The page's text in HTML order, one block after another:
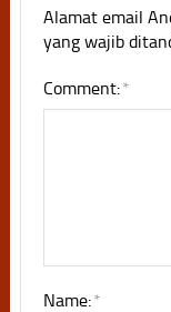
Alamat email
yang wajib
Comment:*
Name:*